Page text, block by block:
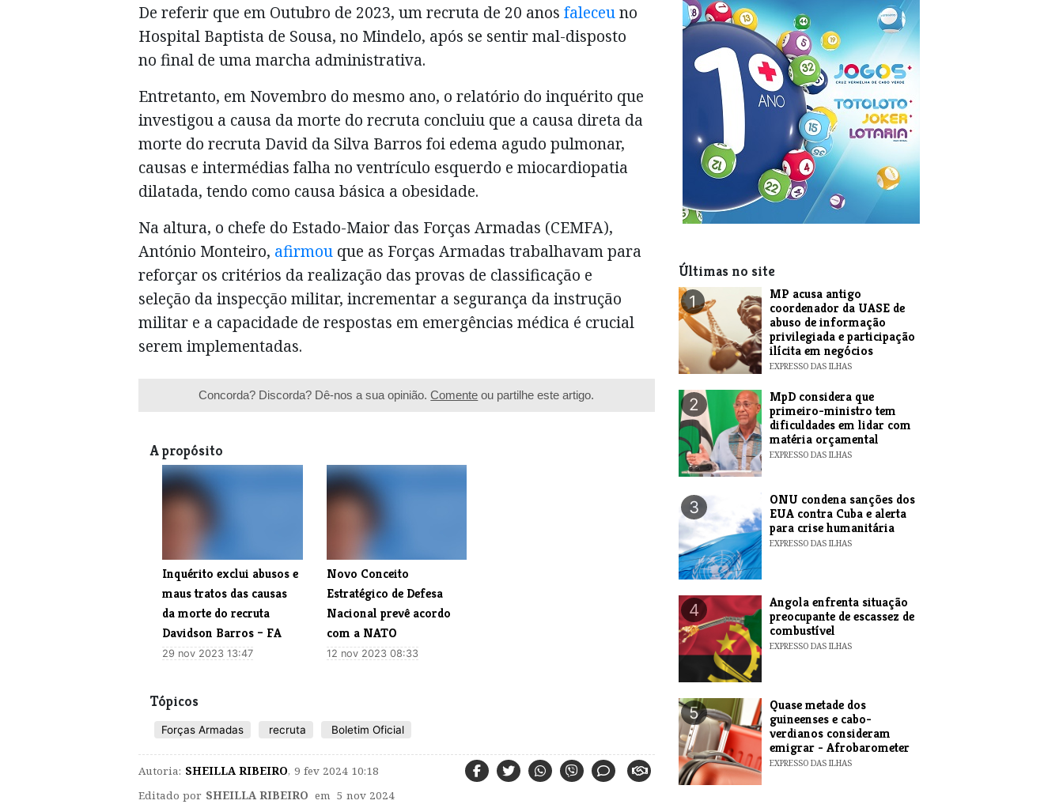
De referir que em Outubro de 2023, um recruta de 20 anos faleceuno
Hospital Baptista de Sousa, no Mindelo, após se sentir mal-disposto
no final de uma marcha administrativa.
Entretanto, em Novembro do mesmo ano, o relatório do inquérito que
investigou a causa da morte do recruta concluiu que a causa direta da
morte do recruta David da Silva Barros foi edema agudo pulmonar,
causas e intermédias falha no ventrículo esquerdo e miocardiopatia
dilatada, tendo como causa básica a obesidade.
Na altura, o chefe do Estado-Maior das Forças Armadas (CEMFA),
António Monteiro, afirmou que as Forças Armadas trabalhavam para
reforçar os critérios da realização das provas de classificação e
seleção da inspecção militar, incrementar a segurança da instrução
militar e a capacidade de respostas em emergências médica é crucial
serem implementadas.
Concorda? Discorda? Dê-nos a sua opinião.Comente ou partilhe este artigo.
A propósito
Inquérito exclui abusos e
maus tratos das causas
da morte do recruta
Davidson Barros – FA
29 nov 2023 13:47
Novo Conceito
Estratégico de Defesa
Nacional prevê acordo
com a NATO
12 nov 2023 08:33
Tópicos
Forças Armadas recruta Boletim Oficial
Autoria: SHEILLA RIBEIRO, 9 fev 2024 10:18
Editado por SHEILLA RIBEIRO em 5 nov 2024
Últimas no site
1
MP acusa antigo
coordenador da UASE de
abuso de informação
privilegiada e participação
ilícita em negócios
EXPRESSO DAS ILHAS
2
MpD considera que
primeiro-ministro tem
dificuldades em lidar com
matéria orçamental
EXPRESSO DAS ILHAS
3
ONU condena sanções dos
EUA contra Cuba e alerta
para crise humanitária
EXPRESSO DAS ILHAS
4
Angola enfrenta situação
preocupante de escassez de
combustível
EXPRESSO DAS ILHAS
5
Quase metade dos
guineenses e cabo-
verdianos consideram
emigrar - Afrobarometer
EXPRESSO DAS ILHAS